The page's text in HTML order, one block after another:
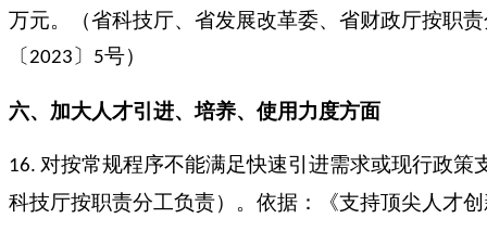
万元。（省科技厅、省发展改革委、省财政厅按职
〔2023〕 5号）
六、加大人才引进、培养、使用力度方面
16. 对按常规程序不能满足快速引进需求或现行政
科技厅按职责分工负责）。依据：《支持顶尖人才